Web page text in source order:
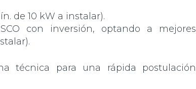
de 10 kW a instalar).
con inversión, optando a mejores
técnica para una rápida postulación